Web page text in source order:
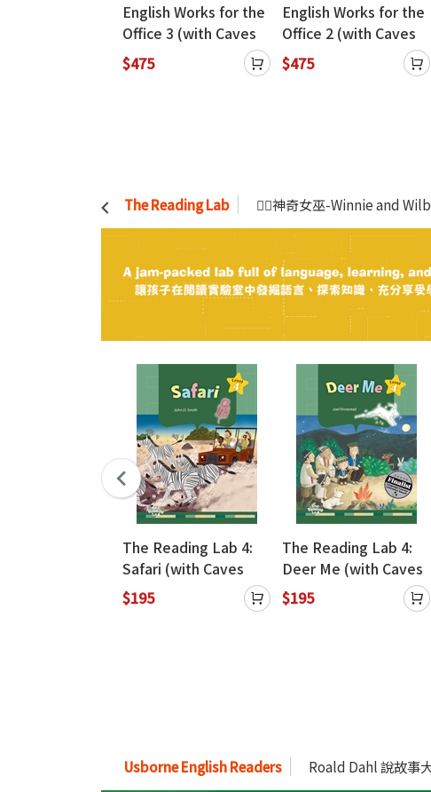
English Works for the
Office 3 (with Caves
WebSource)
$475
English Works for the
Office 2 (with Caves
WebSource)
$475
The Reading Lab 🧙‍♀️神奇女巫-Winnie and
The Reading Lab 4:
Safari (with Caves
WebSource)
$195
The Reading Lab 4:
Deer Me (with Caves
WebSource)
$195
Usborne English Readers Roald Dahl 說故事